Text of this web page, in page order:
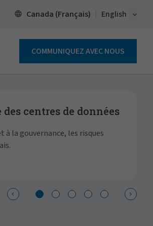
Canada (Français) English Ouvert
COMMUNIQUEZ AVEC NOUS
centres de données
la gouvernance, les risques